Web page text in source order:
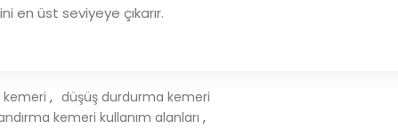
en üst seviyeye çıkarır.
, düşüş durdurma kemeri
kemeri kullanım alanları ,